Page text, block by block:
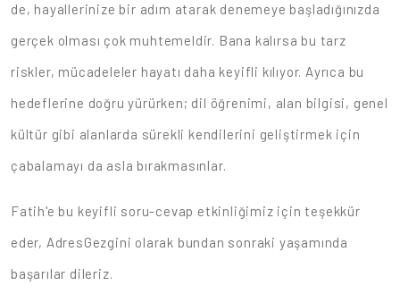
de, hayallerinize bir adım atarak denemeye başladığınızda
gerçek olması çok muhtemeldir. Bana kalırsa bu tarz
riskler, mücadeleler hayatı daha keyifli kılıyor. Ayrıca bu
hedeflerine doğru yürürken; dil öğrenimi, alan bilgisi, genel
kültür gibi alanlarda sürekli kendilerini geliştirmek için
çabalamayı da asla bırakmasınlar.
Fatih'e bu keyifli soru-cevap etkinliğimiz için teşekkür
eder, AdresGezgini olarak bundan sonraki yaşamında
başarılar dileriz.